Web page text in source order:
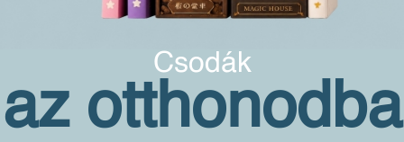
Csodák
az otthonodba